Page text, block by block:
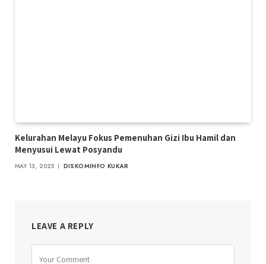
Kelurahan Melayu Fokus Pemenuhan Gizi Ibu Hamil dan
Menyusui Lewat Posyandu
MAY 13, 2025 DISKOMINFO KUKAR
LEAVE A REPLY